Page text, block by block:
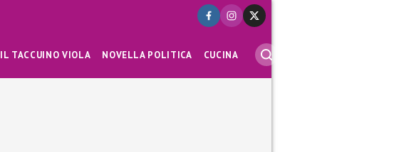
IL TACCUINO VIOLA NOVELLA POLITICA CUCINA